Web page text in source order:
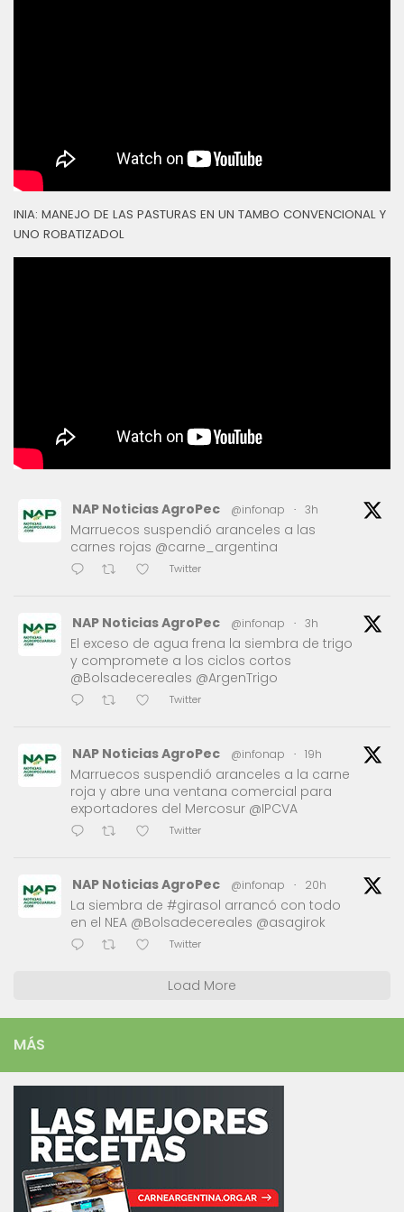
INIA: MANEJO DE LAS PASTURAS EN UN TAMBO CONVENCIONAL Y
UNO ROBATIZADOL
NAP Noticias AgroPec @infonap · 3h
Marruecos suspendió aranceles a las
carnes rojas @carne_argentina
Twitter
NAP Noticias AgroPec @infonap · 3h
El exceso de agua frena la siembra de trigo
y compromete a los ciclos cortos
@Bolsadecereales @ArgenTrigo
Twitter
NAP Noticias AgroPec @infonap · 19h
Marruecos suspendió aranceles a la carne
roja y abre una ventana comercial para
exportadores del Mercosur @IPCVA
Twitter
NAP Noticias AgroPec @infonap · 20h
La siembra de #girasol arrancó con todo
en el NEA @Bolsadecereales @asagirok
Twitter
Load More
MÁS